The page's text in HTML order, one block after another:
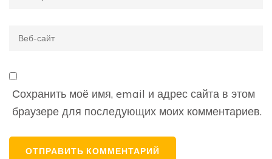
Веб-
Сохранить моё имя, email и адрес сайта в этом
браузере для последующих моих комментариев.